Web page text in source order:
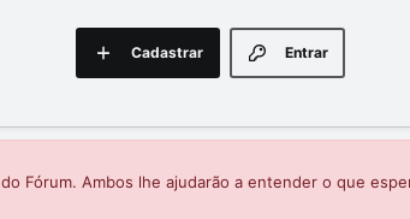
Entrar
Cadastrar
do Fórum. Ambos lhe ajudarão a entender o que